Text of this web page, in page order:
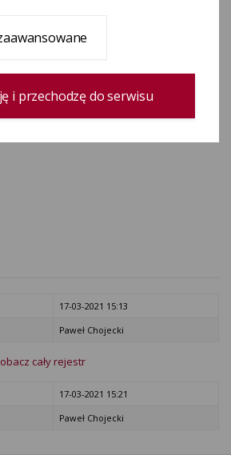
kandydatów na
Parlamentu
w wyborach
na dzień 26 maja
17-03-2021 15:13
Paweł Chojecki
cały rejestr
17-03-2021 15:21
Paweł Chojecki
i przechodzę do serwisu